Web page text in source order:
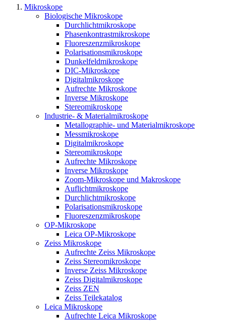
Mikroskope
Biologische Mikroskope
Durchlichtmikroskope
Phasenkontrastmikroskope
Fluoreszenzmikroskope
Polarisationsmikroskope
Dunkelfeldmikroskope
DIC-Mikroskope
Digitalmikroskope
Aufrechte Mikroskope
Inverse Mikroskope
Stereomikroskope
Industrie- & Materialmikroskope
Metallographie- und Materialmikroskope
Messmikroskope
Digitalmikroskope
Stereomikroskope
Aufrechte Mikroskope
Inverse Mikroskope
Zoom-Mikroskope und Makroskope
Auflichtmikroskope
Durchlichtmikroskope
Polarisationsmikroskope
Fluoreszenzmikroskope
OP-Mikroskope
Leica OP-Mikroskope
Zeiss Mikroskope
Aufrechte Zeiss Mikroskope
Zeiss Stereomikroskope
Inverse Zeiss Mikroskope
Zeiss Digitalmikroskope
Zeiss ZEN
Zeiss Teilekatalog
Leica Mikroskope
Aufrechte Leica Mikroskope